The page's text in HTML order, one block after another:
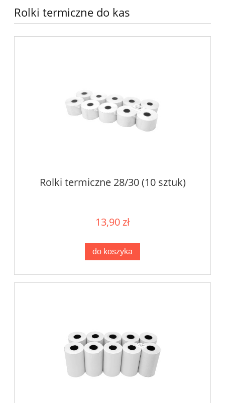
Rolki termiczne do kas
Rolki termiczne 28/30 (10 sztuk)
13,90 zł
do koszyka